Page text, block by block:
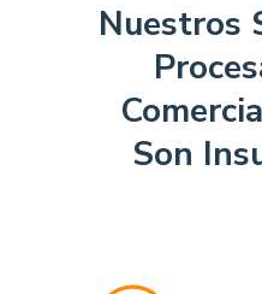
Nuestros
Son